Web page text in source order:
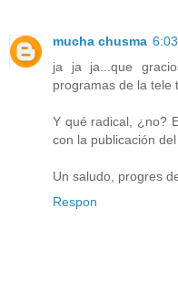
mucha chusma
ja ja ja...que
programas de la tele
Y qué radical, ¿no?
con la publicación
Un saludo, progres
Respon